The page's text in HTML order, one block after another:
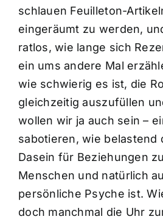
schlauen Feuilleton-
eingeräumt zu werden,
ratlos, wie lange sich
ein ums andere Mal
wie schwierig es ist, die
gleichzeitig auszufüllen
wollen wir ja auch sein –
sabotieren, wie belastend
Dasein für Beziehungen
Menschen und natürlich
persönliche Psyche ist.
doch manchmal die Uhr